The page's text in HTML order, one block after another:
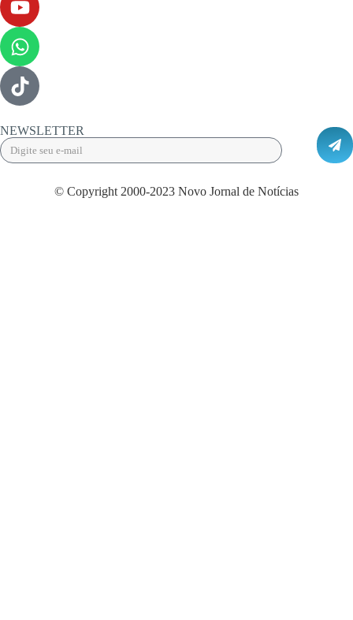
NEWSLETTER
© Copyright 2000-2023 Novo Jornal de Notícias